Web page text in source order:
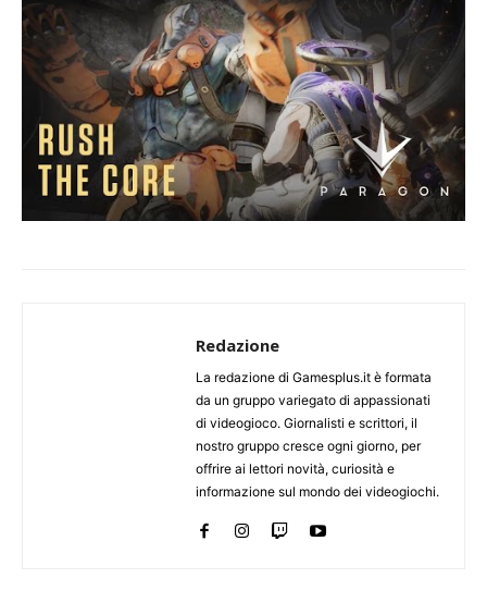
Redazione
La redazione di Gamesplus.it è formata
da un gruppo variegato di appassionati
di videogioco. Giornalisti e scrittori, il
nostro gruppo cresce ogni giorno, per
offrire ai lettori novità, curiosità e
informazione sul mondo dei videogiochi.